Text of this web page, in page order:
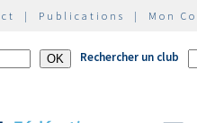
| Publications | Mon
Rechercher un club